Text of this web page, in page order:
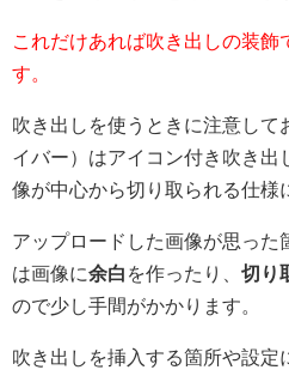
これだけあれば吹き出しの装
す。
吹き出しを使うときに注意し
イバー）はアイコン付き吹き出
像が中心から切り取られる仕様
アップロードした画像が思った
は画像に余白 を作ったり、 切り
ので少し手間がかかります。
吹き出しを挿入する箇所や設定